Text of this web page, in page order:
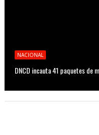
NACIONAL
DNCD incauta 41 paquetes de